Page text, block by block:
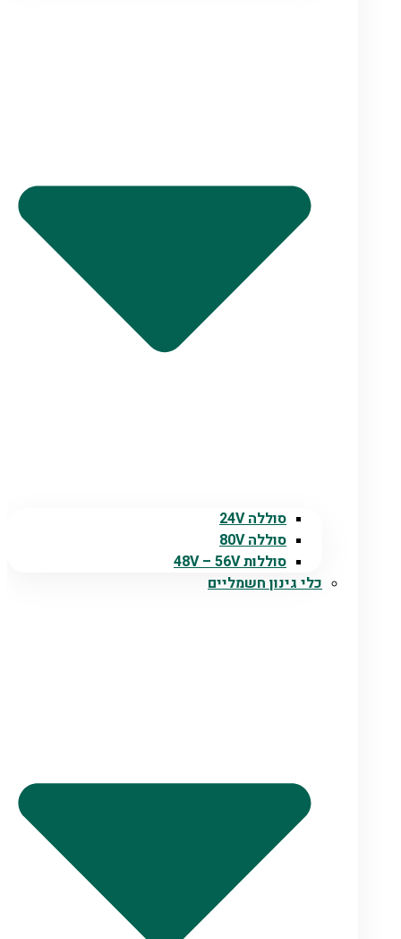
סוללה 24V
סוללה 80V
סוללות 48V – 56V
כלי גינון חשמליים